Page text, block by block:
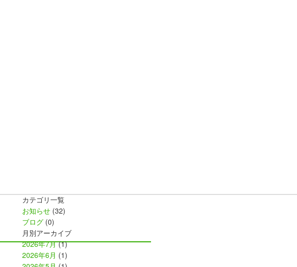
カテゴリ一覧
お知らせ (32)
ブログ (0)
月別アーカイブ
2026年7月(1)
2026年6月 (1)